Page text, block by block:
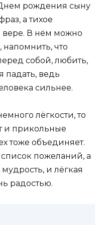
рождения сыну
а тихое
вере. В нём можно
напомнить, что
собой, любить,
падать, ведь
сильнее.
лёгкости, то
и прикольные
тоже объединяет.
список пожеланий, а
мудрость, и лёгкая
радостью.